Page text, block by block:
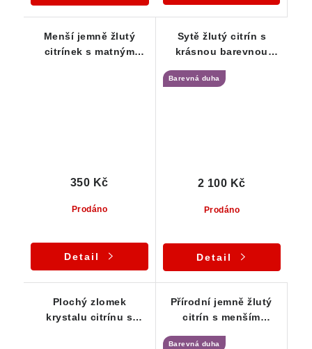
Menší jemně žlutý
citrínek s matným
Prodáno
350 Kč
Detail
Sytě žlutý citrín s
krásnou barevnou
Barevná duha
Prodáno
2 100 Kč
Detail
Plochý zlomek
krystalu citrínu s
Přírodní jemně žlutý
citrín s menším
Barevná duha